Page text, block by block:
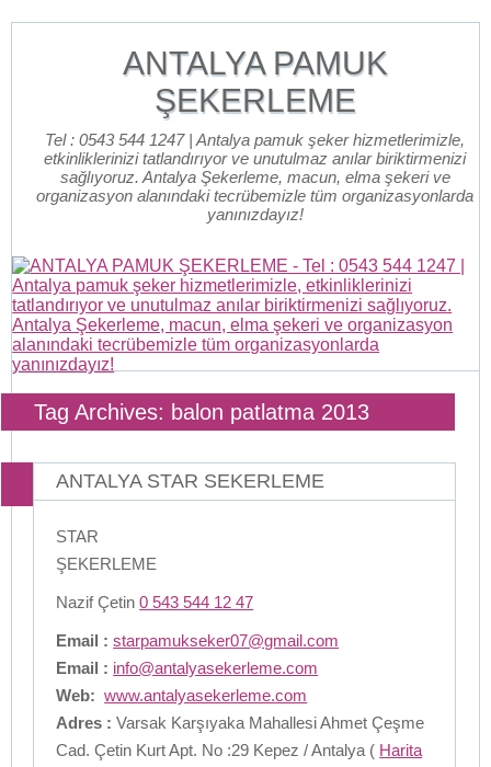
ANTALYA PAMUK
ŞEKERLEME
Tel : 0543 544 1247 | Antalya pamuk şeker hizmetlerimizle,
etkinliklerinizi tatlandırıyor ve unutulmaz anılar biriktirmenizi
sağlıyoruz. Antalya Şekerleme, macun, elma şekeri ve
organizasyon alanındaki tecrübemizle tüm organizasyonlarda
yanınızdayız!
Tag Archives: balon patlatma 2013
ANTALYA STAR SEKERLEME
STAR
ŞEKERLEME
Nazif Çetin0 543 544 12 47
Email : starpamukseker07@gmail.com
Email : info@antalyasekerleme.com
Web: www.antalyasekerleme.com
Adres : Varsak Karşıyaka Mahallesi Ahmet Çeşme
Cad. Çetin Kurt Apt. No :29 Kepez / Antalya ( Harita